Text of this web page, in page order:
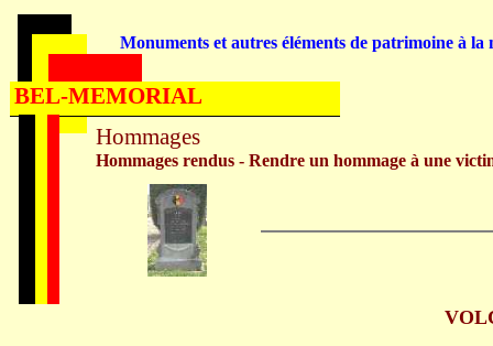
Hommages
Hommages rendus - Rendre un hommage à une
Monuments et autres éléments de patrimoine à la
BEL-MEMORIAL